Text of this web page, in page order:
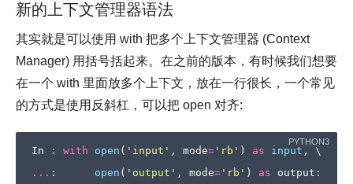
新的上下文管理器语法
其实就是可以使用 with 把多个上下文管理器 (Context
Manager) 用括号括起来。在之前的版本，有时候我们想要
在一个 with 里面放多个上下文，放在一行很长，一个常见
的方式是使用反斜杠，可以把 open 对齐:
In : with open ( 'input' , mode= 'rb' ) as input ,
... : open ( 'output' , mode= 'rb' ) as output :